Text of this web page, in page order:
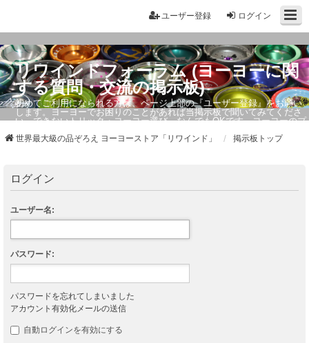
ログイン
ユーザー登録
リワインドフォーラム (ヨーヨーに関
する質問・交流の掲示板)
初めてご利用になられる方は、ページ上部の『ユーザー登録』をお願い
します。ヨーヨーでお困りのことがあれば当掲示板で聞いてみてくださ
い。できないトリック・ヨーヨー選び、なんでもOKです。ヨーヨーのプ
世界最大級の品ぞろえ ヨーヨーストア「リワインド」 掲示板トップ
ログイン
ユーザー名:
パスワード:
パスワードを忘れてしまいました
アカウント有効化メールの送信
自動ログインを有効にする